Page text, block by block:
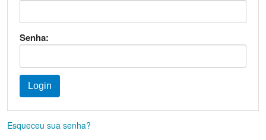
Senha:
Esqueceu sua senha?